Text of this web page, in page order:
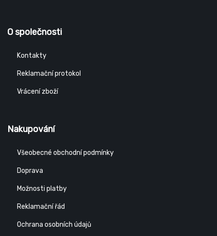
O společnosti
Kontakty
Reklamační protokol
Vrácení zboží
Nakupování
Všeobecné obchodní podmínky
Doprava
Možnosti platby
Reklamační řád
Ochrana osobních údajů